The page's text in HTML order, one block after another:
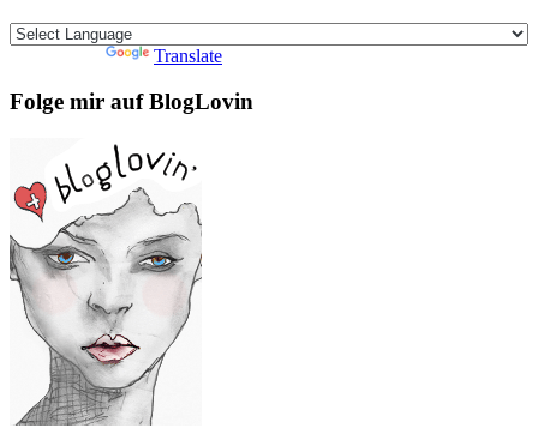
Translate
Folge mir auf BlogLovin